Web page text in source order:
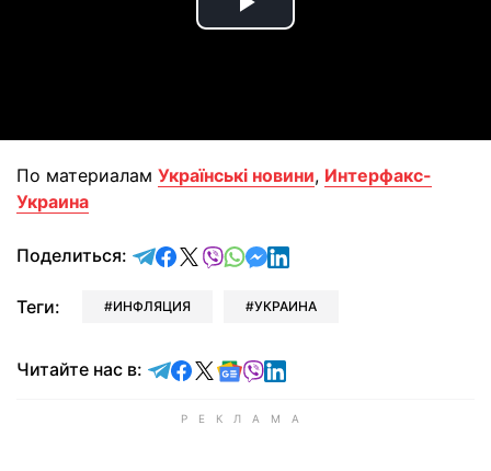
Play
По материалам Українські новини, Интерфакс-
Украина
Поделиться: отправить в Telegram
поделиться в Facebook
поделиться в X
отправить в Viber
отправить в Whatsapp
отправить в Messenger
отправить в LinkedIn
Теги: ИНФЛЯЦИЯ УКРАИНА
Читайте нас в: Читайте в Telegram
Читайте в Facebook
Читайте в X
Читайте в Google news
Читайте в Viber
Читайте в LinkedIn